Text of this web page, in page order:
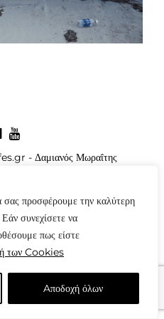
προσφέρουμε την καλύτερη
συνεχίσετε να
πως είστε
των Cookies
Aποδοχή όλων
- Δαμιανός Μωραΐτης